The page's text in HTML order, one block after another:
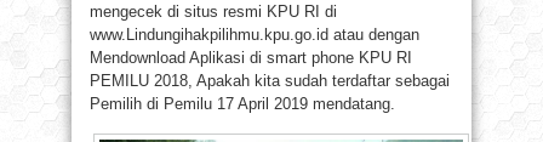
mengecek di situs resmi KPU RI di
www.Lindungihakpilihmu.kpu.go.id atau dengan
Mendownload Aplikasi di smart phone KPU RI
PEMILU 2018, Apakah kita sudah terdaftar sebagai
Pemilih di Pemilu 17 April 2019 mendatang.